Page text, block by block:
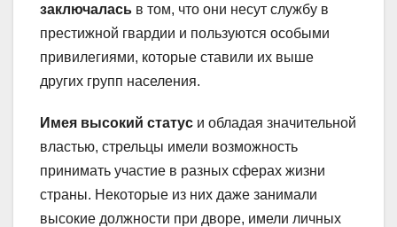
заключалась в том, что они несут службу в
престижной гвардии и пользуются особыми
привилегиями, которые ставили их выше
других групп населения.
Имея высокий статус и обладая значительной
властью, стрельцы имели возможность
принимать участие в разных сферах жизни
страны. Некоторые из них даже занимали
высокие должности при дворе, имели личных